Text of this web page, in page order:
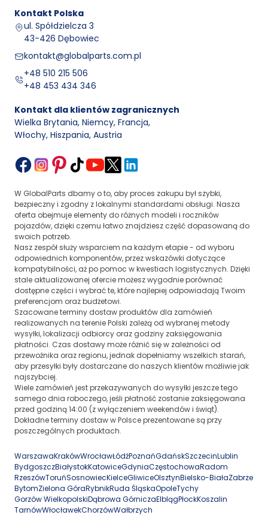
Kontakt Polska
ul. Spółdzielcza 3
43-426 Dębowiec
kontakt@globalparts.com.pl
+48 510 215 506
+48 453 434 346
Kontakt dla klientów zagranicznych
Wielka Brytania, Niemcy, Francja,
Włochy, Hiszpania, Austria
W GlobalParts dbamy o to, aby proces zakupu był szybki,
bezpieczny i zgodny z lokalnymi standardami obsługi. Nasza
oferta obejmuje elementy do różnych modeli i roczników
pojazdów, dzięki czemu łatwo znajdziesz część dopasowaną do
swoich potrzeb.
Nasz zespół służy wsparciem na każdym etapie - od wyboru
odpowiednich komponentów, przez wskazówki dotyczące
kompatybilności, aż po pomoc w kwestiach logistycznych. Dzięki
stale aktualizowanej ofercie możesz wygodnie porównać
dostępne części i wybrać te, które najlepiej odpowiadają Twoim
preferencjom oraz budżetowi.
Szacowane terminy dostaw produktów dla zamówień
realizowanych na terenie Polski zależą od wybranej metody
wysyłki, lokalizacji odbiorcy oraz godziny zaksięgowania
płatności. Czas dostawy może różnić się w zależności od
przewoźnika oraz regionu, jednak dopełniamy wszelkich starań,
aby przesyłki były dostarczane do naszych klientów możliwie jak
najszybciej.
Wiele zamówień jest przekazywanych do wysyłki jeszcze tego
samego dnia roboczego, jeśli płatność zostanie zaksięgowana
przed godziną 14:00 (z wyłączeniem weekendów i świąt).
Dokładne terminy dostaw w Polsce prezentowane są przy
poszczególnych produktach.
WarszawaKrakówWrocławŁódźPoznańGdańskSzczecinLublin
BydgoszczBiałystokKatowiceGdyniaCzęstochowaRadom
RzeszówToruńSosnowiecKielceGliwiceOlsztynBielsko-BiałaZabrze
BytomZielona GóraRybnikRuda ŚląskaOpoleTychy
Gorzów WielkopolskiDąbrowa GórniczaElblągPłockKoszalin
TarnówWłocławekChorzówWałbrzych